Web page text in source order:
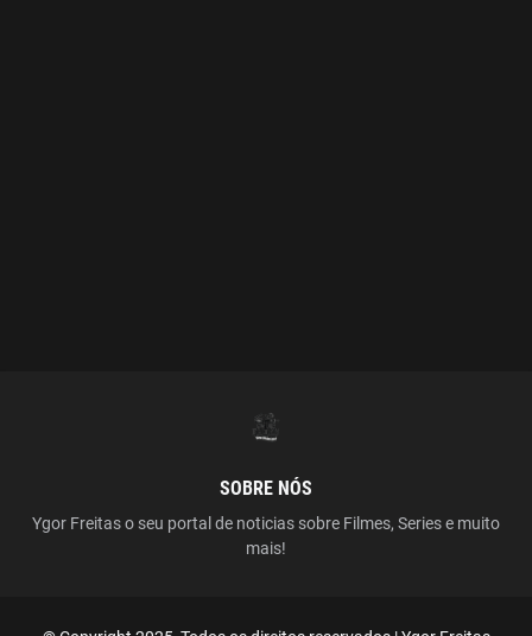
SOBRE NÓS
Ygor Freitas o seu portal de noticias sobre Filmes, Series e muito
mais!